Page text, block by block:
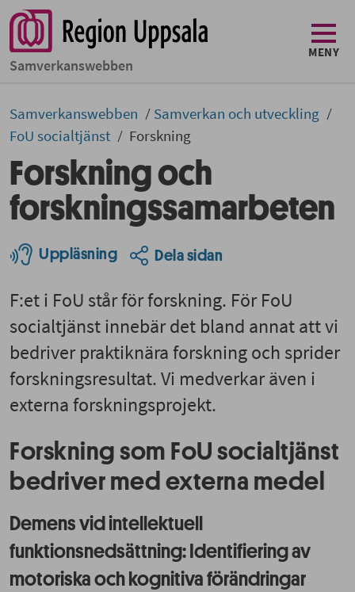
Samverkans­­webben
MENY
Samverkans­­­webben
Samverkan och utveckling
FoU socialtjänst
Forskning
Forskning och
forskningssamarbeten
Uppläsning Dela sidan
F:et i FoU står för forskning. För FoU
socialtjänst innebär det bland annat att vi
bedriver praktiknära forskning och sprider
forskningsresultat. Vi medverkar även i
externa forskningsprojekt.
Forskning som FoU socialtjänst
bedriver med externa medel
Demens vid intellektuell
funktionsnedsättning: Identifiering av
motoriska och kognitiva förändringar